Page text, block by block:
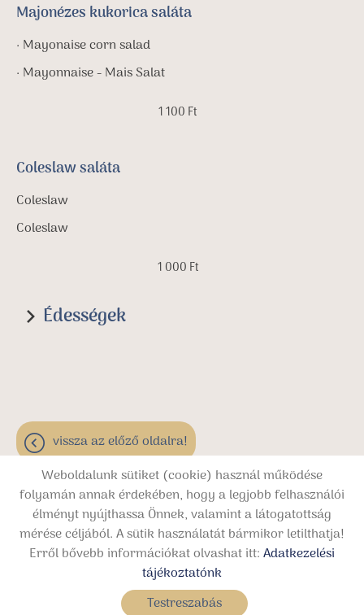
Majonézes kukorica saláta
· Mayonaise corn salad
· Mayonnaise - Mais Salat
1 100 Ft
Coleslaw saláta
Coleslaw
Coleslaw
1 000 Ft
Édességek
vissza az előző oldalra!
© 2026 - Minden jog fenntartva
Oldal információk
Adatkezelési tájékoztató
Impresszum
Sütik kezelése
Testreszabás
Weboldalunk sütiket (cookie) használ működése
folyamán annak érdekében, hogy a legjobb felhasználói
élményt nyújthassa Önnek, valamint a látogatottság
mérése céljából. A sütik használatát bármikor letilthatja!
Erről bővebb információkat olvashat itt:Adatkezelési
tájékoztatónk